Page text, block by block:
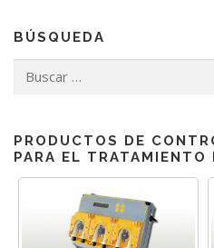
BÚSQUEDA
PRODUCTOS DE
PARA EL TRATAMIENTO